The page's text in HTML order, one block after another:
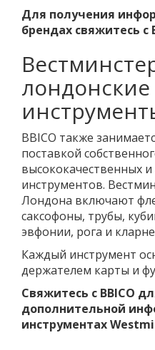
Для получения
брендах свяжитесь с
BBICO также
поставкой
высококачественных
инструментов.
Лондона включают
саксофоны, трубы,
эвфонии, рога и
Каждый инструмент
держателем карты и
Свяжитесь с BBICO
дополнительной
инструментах